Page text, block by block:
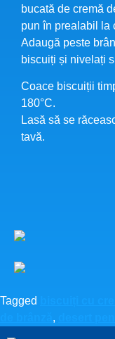
bucată de cremă
pun în prealabil la
Adaugă peste
biscuiți și nivelați
Coace biscuiții
180°C.
Lasă să se
tavă.
Tagged
,